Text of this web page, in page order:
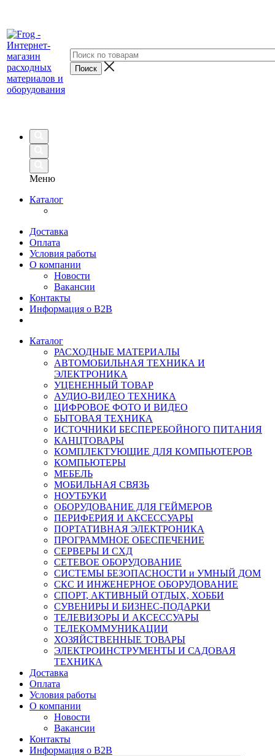
Меню
Каталог
Доставка
Оплата
Условия работы
О компании
Новости
Вакансии
Контакты
Информация о B2B
Каталог
РАСХОДНЫЕ МАТЕРИАЛЫ
АВТОМОБИЛЬНАЯ ТЕХНИКА И
ЭЛЕКТРОНИКА
УЦЕНЕННЫЙ ТОВАР
АУДИО-ВИДЕО ТЕХНИКА
ЦИФРОВОЕ ФОТО И ВИДЕО
БЫТОВАЯ ТЕХНИКА
ИСТОЧНИКИ БЕСПЕРЕБОЙНОГО ПИТАНИЯ
КАНЦТОВАРЫ
КОМПЛЕКТУЮЩИЕ ДЛЯ КОМПЬЮТЕРОВ
КОМПЬЮТЕРЫ
МЕБЕЛЬ
МОБИЛЬНАЯ СВЯЗЬ
НОУТБУКИ
ОБОРУДОВАНИЕ ДЛЯ ГЕЙМЕРОВ
ПЕРИФЕРИЯ И АКСЕССУАРЫ
ПОРТАТИВНАЯ ЭЛЕКТРОНИКА
ПРОГРАММНОЕ ОБЕСПЕЧЕНИЕ
СЕРВЕРЫ И СХД
СЕТЕВОЕ ОБОРУДОВАНИЕ
СИСТЕМЫ БЕЗОПАСНОСТИ и УМНЫЙ ДОМ
СКС И ИНЖЕНЕРНОЕ ОБОРУДОВАНИЕ
СПОРТ, АКТИВНЫЙ ОТДЫХ, ХОББИ
СУВЕНИРЫ И БИЗНЕС-ПОДАРКИ
ТЕЛЕВИЗОРЫ И АКСЕССУАРЫ
ТЕЛЕКОММУНИКАЦИИ
ХОЗЯЙСТВЕННЫЕ ТОВАРЫ
ЭЛЕКТРОИНСТРУМЕНТЫ И САДОВАЯ
ТЕХНИКА
Доставка
Оплата
Условия работы
О компании
Новости
Вакансии
Контакты
Информация о B2B